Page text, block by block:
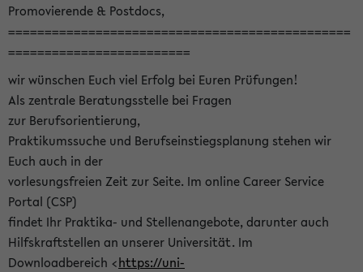
Promovierende & Postdocs,
===============================================
=========================
wir wünschen Euch viel Erfolg bei Euren Prüfungen!
Als zentrale Beratungsstelle bei Fragen
zur Berufsorientierung,
Praktikumssuche und Berufseinstiegsplanung stehen wir
Euch auch in der
vorlesungsfreien Zeit zur Seite. Im online Career Service
Portal (CSP)
findet Ihr Praktika- und Stellenangebote, darunter auch
Hilfskraftstellen an unserer Universität. Im
Downloadbereich <https://uni-